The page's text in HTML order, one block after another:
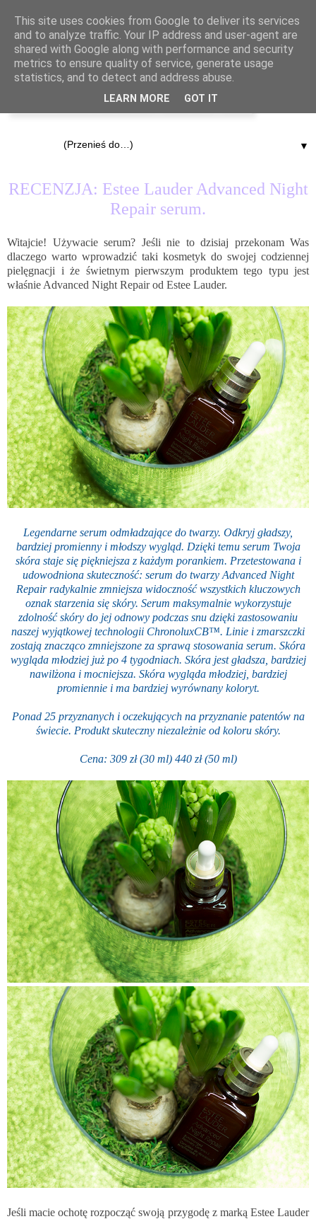
▼
RECENZJA: Estee Lauder Advanced Night
Repair serum.
Witajcie! Używacie serum? Jeśli nie to dzisiaj przekonam Was
dlaczego warto wprowadzić taki kosmetyk do swojej codziennej
pielęgnacji i że świetnym pierwszym produktem tego typu jest
właśnie Advanced Night Repair od Estee Lauder.
Legendarne serum odmładzające do twarzy. Odkryj gładszy,
bardziej promienny i młodszy wygląd. Dzięki temu serum Twoja
skóra staje się piękniejsza z każdym porankiem. Przetestowana i
udowodniona skuteczność: serum do twarzy Advanced Night
Repair radykalnie zmniejsza widoczność wszystkich kluczowych
oznak starzenia się skóry. Serum maksymalnie wykorzystuje
zdolność skóry do jej odnowy podczas snu dzięki zastosowaniu
naszej wyjątkowej technologii ChronoluxCB™. Linie i zmarszczki
zostają znacząco zmniejszone za sprawą stosowania serum. Skóra
wygląda młodziej już po 4 tygodniach. Skóra jest gładsza, bardziej
nawilżona i mocniejsza. Skóra wygląda młodziej, bardziej
promiennie i ma bardziej wyrównany koloryt.
Ponad 25 przyznanych i oczekujących na przyznanie patentów na
świecie. Produkt skuteczny niezależnie od koloru skóry.
Cena: 309 zł (30 ml) 440 zł (50 ml)
Jeśli macie ochotę rozpocząć swoją przygodę z marką Estee Lauder
This site uses cookies from Google to deliver its services
and to analyze traffic. Your IP address and user-agent are
shared with Google along with performance and security
metrics to ensure quality of service, generate usage
statistics, and to detect and address abuse.
LEARN MORE GOT IT